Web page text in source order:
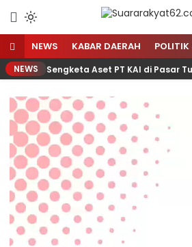
Sumber Referensi
NEWS KABAR DAERAH
NEWS Sengketa Aset PT KAI di Pasar